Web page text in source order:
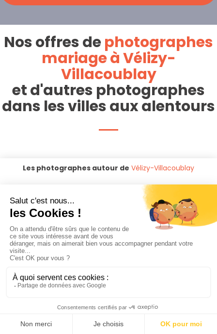
Nos offres dephotographes
mariage à Vélizy-
Villacoublay
et d'autres photographes
dans les villes aux alentours
Les photographes autour de Vélizy-Villacoublay
Photographe Chaville
Photographe Viroflay
Photographe Sèvres
Photographe Ville-d'avray
Photographe Versailles
Photographe Vaucresson
Photographe Garches
Photographe Saint-cloud
Photographe La celle-saint-